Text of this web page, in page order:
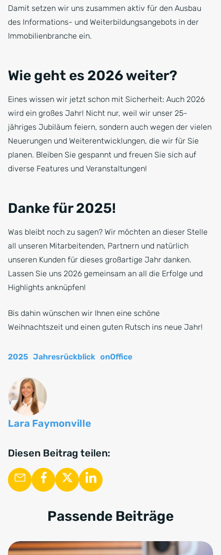
Damit setzen wir uns zusammen aktiv für den Ausbau
des Informations- und Weiterbildungsangebots in der
Immobilienbranche ein.
Wie geht es 2026 weiter?
Eines wissen wir jetzt schon mit Sicherheit: Auch 2026
wird ein großes Jahr! Nicht nur, weil wir unser 25-
jähriges Jubiläum feiern, sondern auch wegen der vielen
Neuerungen und Weiterentwicklungen, die wir für Sie
planen. Bleiben Sie gespannt und freuen Sie sich auf
diverse Features und Veranstaltungen!
Danke für 2025!
Was bleibt noch zu sagen? Wir möchten an dieser Stelle
all unseren Mitarbeitenden, Partnern und natürlich
unseren Kunden für dieses großartige Jahr danken.
Lassen Sie uns 2026 gemeinsam an all die Erfolge und
Highlights anknüpfen!
Bis dahin wünschen wir Ihnen eine schöne
Weihnachtszeit und einen guten Rutsch ins neue Jahr!
2025 Jahresrückblick onOffice
Lara Faymonville
Diesen Beitrag teilen:
Passende Beiträge